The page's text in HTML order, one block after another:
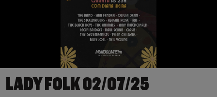
LADY FOLK 02/07/25